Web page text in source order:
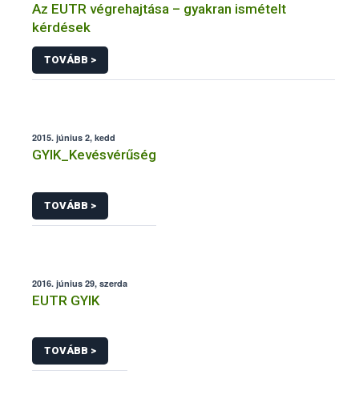
Az EUTR végrehajtása – gyakran ismételt
kérdések
TOVÁBB >
2015. június 2, kedd
GYIK_Kevésvérűség
TOVÁBB >
2016. június 29, szerda
EUTR GYIK
TOVÁBB >